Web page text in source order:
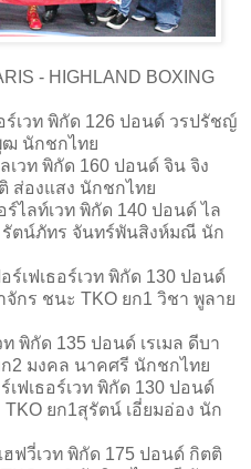
- HIGHLAND BOXING
ร์เวท พิกัด 126 ปอนด์ วรปรัชญ์
นักชกไทย
เวท พิกัด 160 ปอนด์ จิน จิง
ส่องแสง นักชกไทย
ร์ไลท์เวท พิกัด 140 ปอนด์ ไล
รัตน์ภัทร จันทร์พันสิงห์มณี นัก
ร์เฟเธอร์เวท พิกัด 130 ปอนด์
กร ชนะ TKO ยก1 วิชา พูลาย
พิกัด 135 ปอนด์ เรเมล ดีบา
2 มงคล นาคศรี นักชกไทย
เฟเธอร์เวท พิกัด 130 ปอนด์
ยก1สุรัตน์ เอี่ยมอ่อง นัก
ฟวี่เวท พิกัด 175 ปอนด์ กิตติ